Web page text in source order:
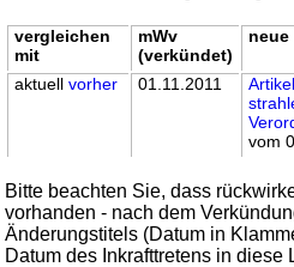
vergleichen
mit
mWv
(verkündet)
aktuellvorher 01.11.2011
vom
Bitte beachten Sie, dass
vorhanden - nach dem
Änderungstitels (Datum in
Datum des Inkrafttretens in diese